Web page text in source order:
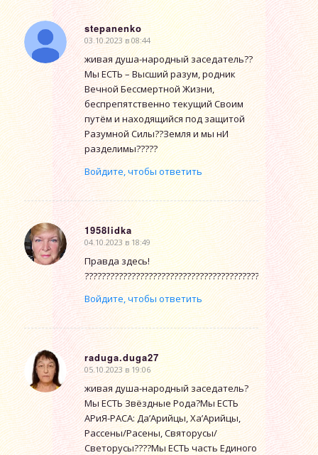
stepanenko
говорит:
03.10.2023 в 08:44
живая душа-народный заседатель??
Мы ЕСТЬ – Высший разум, родник
Вечной Бессмертной Жизни,
беспрепятственно текущий Своим
путём и находящийся под защитой
Разумной Силы??Земля и мы нИ
разделимы?????
Войдите, чтобы ответить
1958lidka
говорит:
04.10.2023 в 18:49
Правда здесь!
Войдите, чтобы ответить
raduga.duga27
говорит:
05.10.2023 в 19:06
живая душа-народный заседатель?
Мы ЕСТЬ Звёздные Рода?Мы ЕСТЬ
АРиЯ-РАСА: Да’Арийцы, Ха’Арийцы,
Рассены/Расены, Святорусы/
Светорусы????Мы ЕСТЬ часть Единого